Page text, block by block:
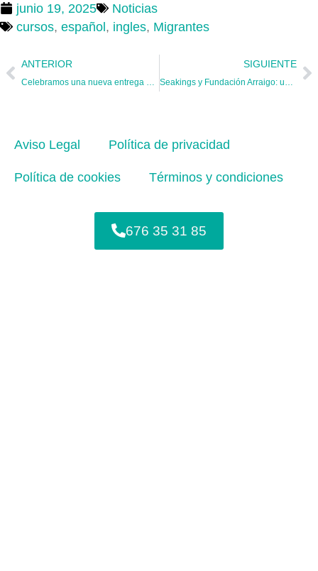
junio 19, 2025
Noticias
cursos, español, ingles, Migrantes
ANTERIOR SIGUIENTE
Aviso Legal Política de privacidad
Política de cookies Términos y condiciones
676 35 31 85